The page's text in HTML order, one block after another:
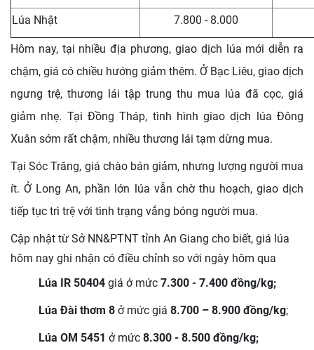
Lúa Nhật 7.800 - 8.000
Hôm nay, tại nhiều địa phương, giao dịch lúa mới diễn ra
chậm, giá có chiều hướng giảm thêm. Ở Bạc Liêu, giao dịch
ngưng trệ, thương lái tập trung thu mua lúa đã cọc, giá
giảm nhẹ. Tại Đồng Tháp, tình hình giao dịch lúa Đông
Xuân sớm rất chậm, nhiều thương lái tạm dừng mua.
Tại Sóc Trăng, giá chào bán giảm, nhưng lượng người mua
ít. Ở Long An, phần lớn lúa vẫn chờ thu hoạch, giao dịch
tiếp tục trì trệ với tình trạng vắng bóng người mua.
Cập nhật từ Sở NN&PTNT tỉnh An Giang cho biết, giá lúa
hôm nay ghi nhận có điều chỉnh so với ngày hôm qua
Lúa IR 50404 giá ở mức 7.300 - 7.400 đồng/kg;
Lúa Đài thơm 8 ở mức giá 8.700 – 8.900 đồng/kg;
Lúa OM 5451 ở mức 8.300 - 8.500 đồng/kg;